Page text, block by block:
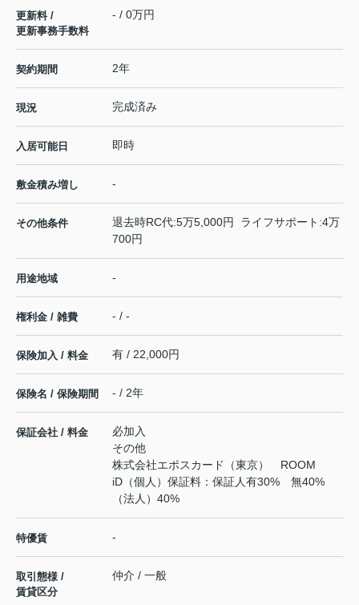
更新料 /
更新事務手数料
- / 0万円
契約期間 2年
現況 完成済み
入居可能日 即時
敷金積み増し -
その他条件
退去時RC代:5万5,000円 ライフサポート:4万
700円
用途地域 -
権利金 / 雑費 - / -
保険加入 / 料金 有 / 22,000円
保険名 / 保険期間 - / 2年
保証会社 / 料金
必加入
その他
株式会社エポスカード（東京） ROOM
iD（個人）保証料：保証人有30% 無40%
（法人）40%
特優賃 -
取引態様 /
賃貸区分
仲介 / 一般